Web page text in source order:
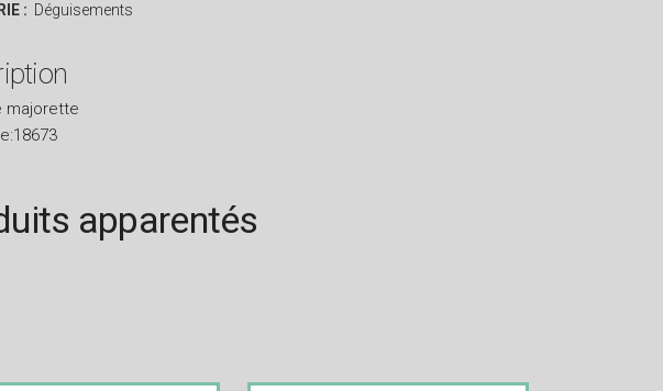
: Déguisements
majorette
apparentés